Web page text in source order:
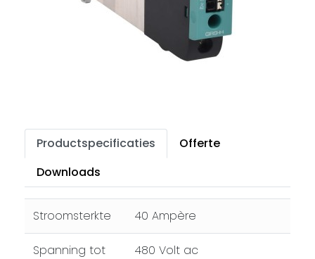
Productspecificaties
Offerte
Downloads
Stroomsterkte 40 Ampère
Spanning tot 480 Volt ac